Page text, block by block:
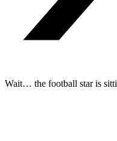
Wait… the football star is